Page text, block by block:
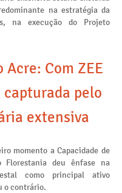
na estratégia da
na execução do Projeto
Com ZEE
pelo
extensiva
momento a Capacidade de
Florestania deu ênfase na
como principal ativo
o contrário.